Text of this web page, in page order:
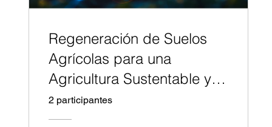
Regeneración de Suelos
Agrícolas para una
Agricultura Sustentable y
Rentable
2 participantes